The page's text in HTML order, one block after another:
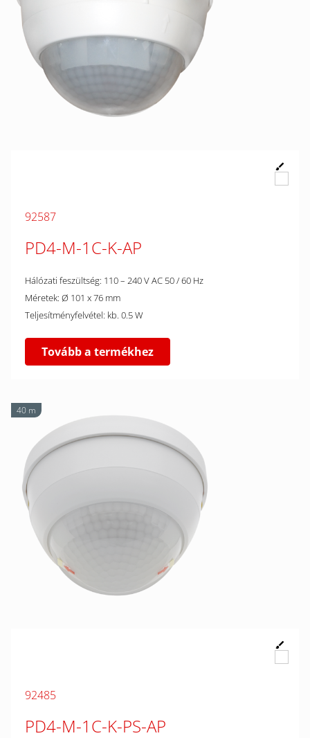
92587
PD4-M-1C-K-AP
Hálózati feszültség: 110 – 240 V AC 50 / 60 Hz
Méretek: Ø 101 x 76 mm
Teljesítményfelvétel: kb. 0.5 W
Tovább a termékhez
40 m
92485
PD4-M-1C-K-PS-AP